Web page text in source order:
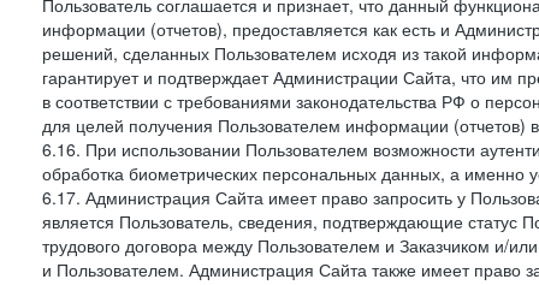
Пользователь соглашается и признает, что данный
информации (отчетов), предоставляется как есть и
решений, сделанных Пользователем исходя из такой
гарантирует и подтверждает Администрации Сайта, что им
в соответствии с требованиями законодательства РФ о
для целей получения Пользователем информации (отчетов)
6.16. При использовании Пользователем возможности
обработка биометрических персональных данных, а именно
6.17. Администрация Сайта имеет право запросить у
является Пользователь, сведения, подтверждающие статус
трудового договора между Пользователем и Заказчиком и/
и Пользователем. Администрация Сайта также имеет право